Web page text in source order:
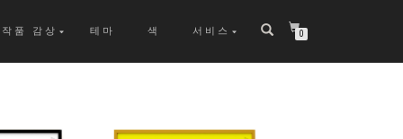
작품 감상 테마 색 서비스 0